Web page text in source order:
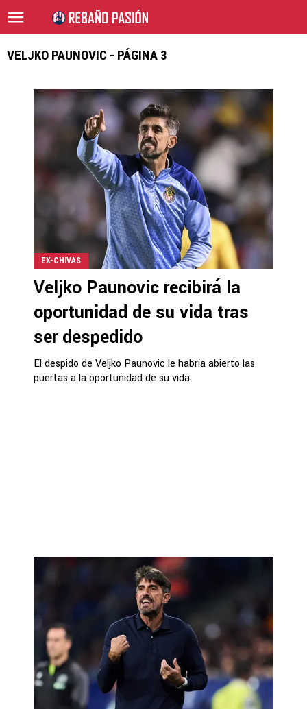
VELJKO PAUNOVIC - PÁGINA 3
EX-CHIVAS
Veljko Paunovic recibirá la
oportunidad de su vida tras
ser despedido
El despido de Veljko Paunovic le habría abierto las
puertas a la oportunidad de su vida.